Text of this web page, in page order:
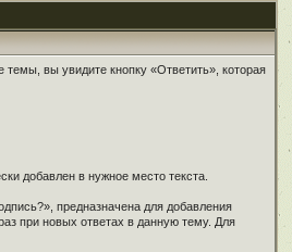
вы увидите кнопку «Ответить», которая
добавлен в нужное место текста.
предназначена для добавления
при новых ответах в данную тему. Для